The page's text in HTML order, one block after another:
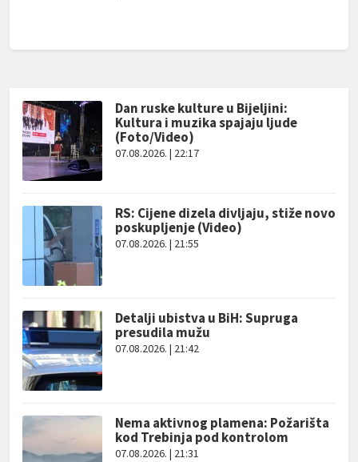
Dan ruske kulture u Bijeljini:
Kultura i muzika spajaju ljude
(Foto/Video)
07.08.2026. | 22:17
RS: Cijene dizela divljaju, stiže novo
poskupljenje (Video)
07.08.2026. | 21:55
Detalji ubistva u BiH: Supruga
presudila mužu
07.08.2026. | 21:42
Nema aktivnog plamena: Požarišta
kod Trebinja pod kontrolom
07.08.2026. | 21:31